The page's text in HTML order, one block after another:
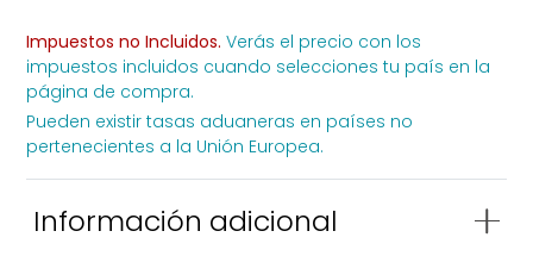
®
Impuestos no Incluidos. Verás el precio con los
impuestos incluidos cuando selecciones tu país en la
página de compra.
Pueden existir tasas aduaneras en países no
pertenecientes a la Unión Europea.
Información adicional